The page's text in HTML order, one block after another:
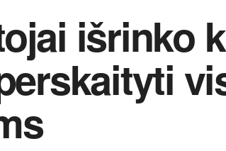
išrinko